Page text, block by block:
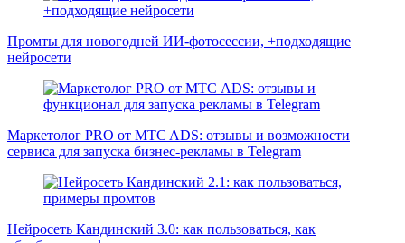
Промты для новогодней ИИ-фотосессии, +подходящие
нейросети
Маркетолог PRO от MTC ADS: отзывы и возможности
сервиса для запуска бизнес-рекламы в Telegram
Нейросеть Кандинский 3.0: как пользоваться, как